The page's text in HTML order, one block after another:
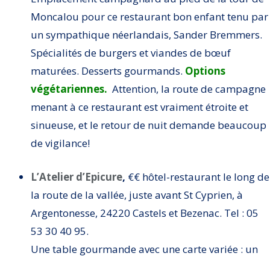
Moncalou pour ce restaurant bon enfant tenu par
un sympathique néerlandais, Sander Bremmers.
Spécialités de burgers et viandes de bœuf
maturées. Desserts gourmands. Options
végétariennes. Attention, la route de campagne
menant à ce restaurant est vraiment étroite et
sinueuse, et le retour de nuit demande beaucoup
de vigilance!
L’Atelier d’Epicure, €€ hôtel-restaurant le long de
la route de la vallée, juste avant St Cyprien, à
Argentonesse, 24220 Castels et Bezenac. Tel : 05
53 30 40 95.
Une table gourmande avec une carte variée : un